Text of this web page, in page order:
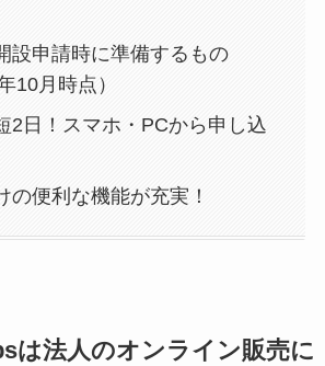
設申請時に準備するもの
10月時点）
2日！スマホ・PCから申し込
の便利な機能が充実！
は法人のオンライン販売に